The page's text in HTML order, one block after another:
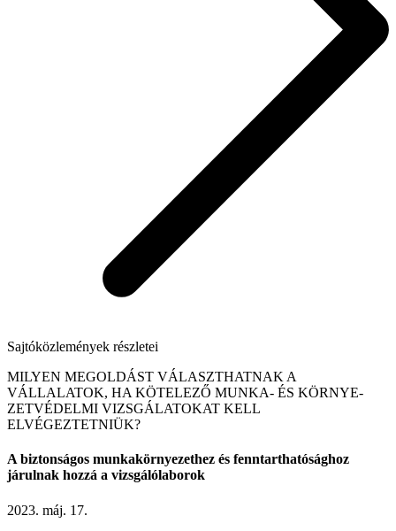
Sajtóközlemények részletei
MILYEN MEGOLDÁST VÁLASZTHATNAK A
VÁLLALATOK, HA KÖTELEZŐ MUNKA- ÉS KÖRNYE-
ZETVÉDELMI VIZSGÁLATOKAT KELL
ELVÉGEZTETNIÜK?
A biztonságos munkakörnyezethez és fenntarthatósághoz
járulnak hozzá a vizsgálólaborok
2023. máj. 17.